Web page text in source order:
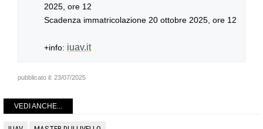
2025, ore 12
Scadenza immatricolazione 20 ottobre 2025, ore 12
+info: iuav.it
pubblicato il: 23/07/2025
VEDI ANCHE...